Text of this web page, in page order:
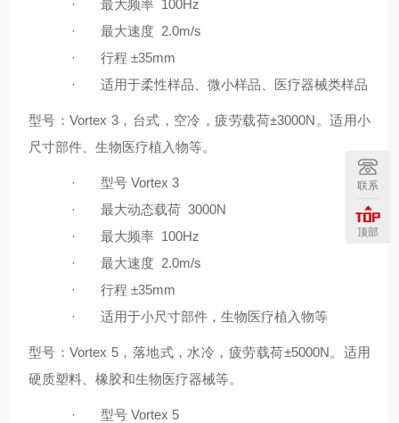
·
最大频率 100Hz
·
最大速度 2.0m/s
·
行程 ±35mm
·
适用于柔性样品、微小样品、医疗器械类样品
型号：Vortex 3，台式，空冷，疲劳载荷±3000N。适用小
尺寸部件、生物医疗植入物等。
· 型号 Vortex 3
·
最大动态载荷 3000N
·
最大频率 100Hz
·
最大速度 2.0m/s
·
行程 ±35mm
·
适用于小尺寸部件，生物医疗植入物等
型号：Vortex 5，落地式，水冷，疲劳载荷±5000N。适用
硬质塑料、橡胶和生物医疗器械等。
· 型号 Vortex 5
联系
顶部